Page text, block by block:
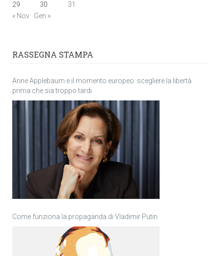
29
30
31
« Nov
Gen »
RASSEGNA STAMPA
Anne Applebaum e il momento europeo: scegliere la libertà
prima che sia troppo tardi
Come funziona la propaganda di Vladimir Putin